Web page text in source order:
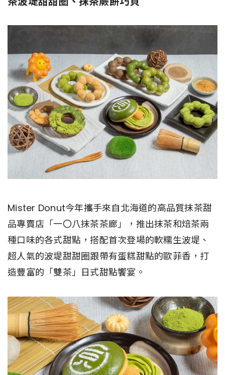
Mister Donut今年攜手來自北海道的高品質抹茶甜
品專賣店「一〇八抹茶茶廊」，推出抹茶和焙茶兩
種口味的各式甜點，搭配首次登場的軟糯生波堤、
超人氣的波堤甜甜圈跟帶有蛋糕甜點的歐菲香，打
造豐富的「雙茶」日式甜點饗宴。